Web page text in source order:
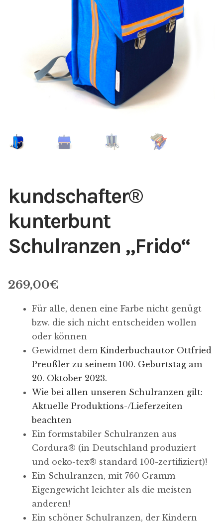
kundschafter​®​
kunterbunt
Schulranzen „Frido“
269,00€
Für alle, denen eine Farbe nicht genügt
bzw. die sich nicht entscheiden wollen
oder können
Gewidmet dem Kinderbuchautor Ottfried
Preußler zu seinem 100. Geburtstag am
20. Oktober 2023.
Wie bei allen unseren Schulranzen gilt:
Aktuelle Produktions-/Lieferzeiten
beachten
Ein formstabiler Schulranzen aus
Cordura​® (in Deutschland produziert
und oeko-tex​® standard 100-zertifiziert)!
Ein Schulranzen, mit 760 Gramm
Eigengewicht leichter als die meisten
anderen!
Ein schöner Schulranzen, der Kindern